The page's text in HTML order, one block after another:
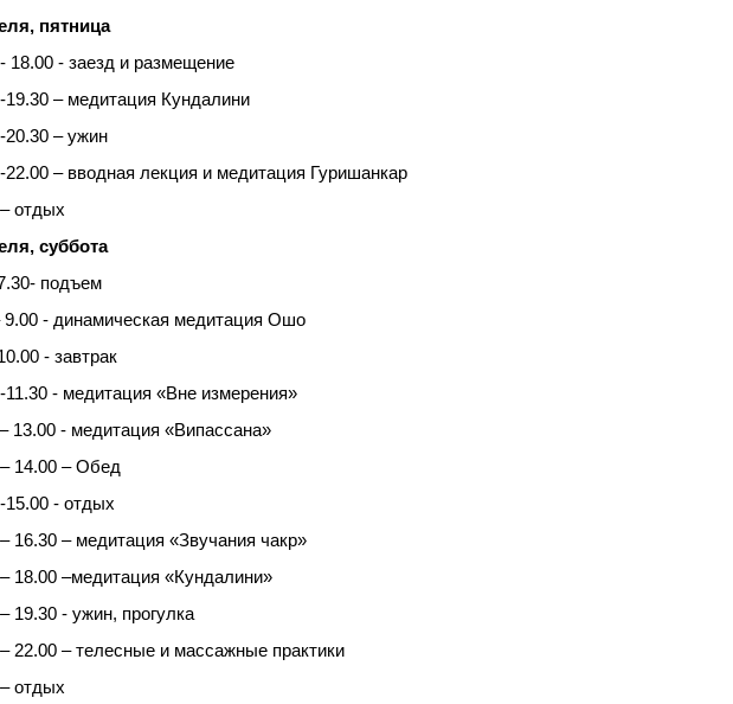
пятница
18.00 - заезд и размещение
19.30 – медитация Кундалини
20.30 – ужин
22.00 – вводная лекция и медитация Гуришанкар
отдых
суббота
подъем
9.00 - динамическая медитация Ошо
- завтрак
11.30 - медитация «Вне измерения»
13.00 - медитация «Випассана»
14.00 – Обед
15.00 - отдых
16.30 – медитация «Звучания чакр»
18.00 –медитация «Кундалини»
19.30 - ужин, прогулка
22.00 – телесные и массажные практики
отдых